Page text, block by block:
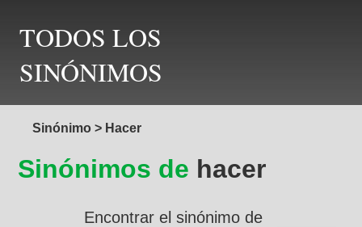
TODOS LOS
SINÓNIMOS
Sinónimo > Hacer
Sinónimos de hacer
Encontrar el sinónimo de